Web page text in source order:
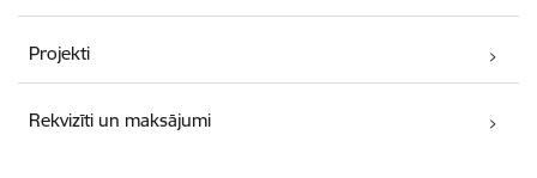
Projekti
Rekvizīti un maksājumi